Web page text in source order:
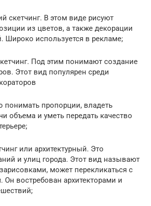
скетчинг. В этом виде рисуют
из цветов, а также декорации
Широко используется в рекламе;
Под этим понимают создание
Этот вид популярен среди
понимать пропорции, владеть
объема и уметь передать качество
или архитектурный. Это
и улиц города. Этот вид называют
может перекликаться с
Он востребован архитекторами и